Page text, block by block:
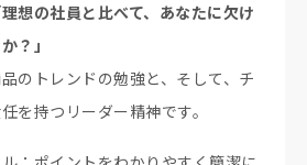
想の社員と比べて、あなたに欠け
？」
のトレンドの勉強と、そして、チ
を持つリーダー精神です。